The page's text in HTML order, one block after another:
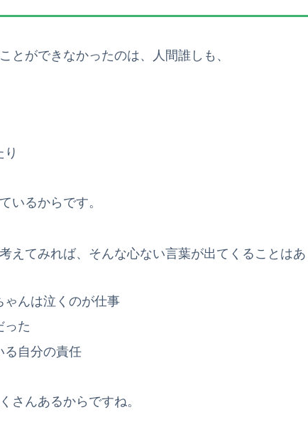
とができなかったのは、人間誰しも、
り
いるからです。
えてみれば、そんな心ない言葉が出てくることはあ
んは泣くのが仕事
った
る自分の責任
さんあるからですね。